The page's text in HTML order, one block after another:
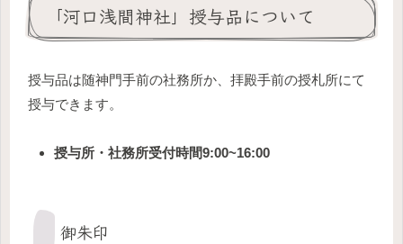
「河口浅間神社」授与品について
授与品は随神門手前の社務所か、拝殿手前の授札所にて
授与できます。
授与所・社務所受付時間9:00~16:00
御朱印